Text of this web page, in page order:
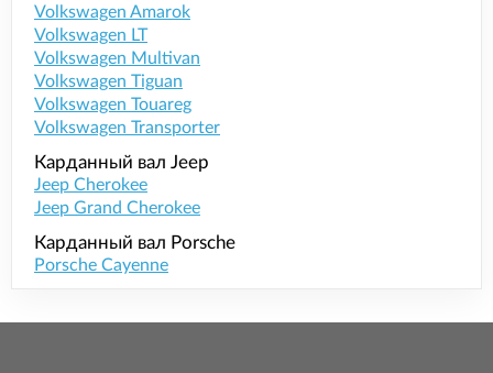
Volkswagen Amarok
Volkswagen LT
Volkswagen Multivan
Volkswagen Tiguan
Volkswagen Touareg
Volkswagen Transporter
Карданный вал Jeep
Jeep Cherokee
Jeep Grand Cherokee
Карданный вал Porsche
Porsche Cayenne